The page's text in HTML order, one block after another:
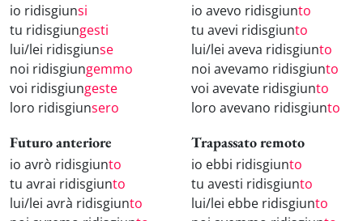
io ridisgiunsi
tu ridisgiungesti
lui/lei ridisgiunse
noi ridisgiungemmo
voi ridisgiungeste
loro ridisgiunsero
io avevo ridisgiunto
tu avevi ridisgiunto
lui/lei aveva ridisgiunto
noi avevamo ridisgiunto
voi avevate ridisgiunto
loro avevano ridisgiunto
Futuro anteriore
io avrò ridisgiunto
tu avrai ridisgiunto
lui/lei avrà ridisgiunto
Trapassato remoto
io ebbi ridisgiunto
tu avesti ridisgiunto
lui/lei ebbe ridisgiunto